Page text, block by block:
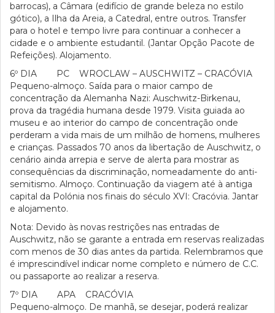
barrocas), a Câmara (edifício de grande beleza no estilo
gótico), a Ilha da Areia, a Catedral, entre outros. Transfer
para o hotel e tempo livre para continuar a conhecer a
cidade e o ambiente estudantil. (Jantar Opção Pacote de
Refeições). Alojamento.
6º DIA PC WROCLAW – AUSCHWITZ – CRACÓVIA
Pequeno-almoço. Saída para o maior campo de
concentração da Alemanha Nazi: Auschwitz-Birkenau,
prova da tragédia humana desde 1979. Visita guiada ao
museu e ao interior do campo de concentração onde
perderam a vida mais de um milhão de homens, mulheres
e crianças. Passados 70 anos da libertação de Auschwitz, o
cenário ainda arrepia e serve de alerta para mostrar as
consequências da discriminação, nomeadamente do anti-
semitismo. Almoço. Continuação da viagem até à antiga
capital da Polónia nos finais do século XVI: Cracóvia. Jantar
e alojamento.
Nota: Devido às novas restrições nas entradas de
Auschwitz, não se garante a entrada em reservas realizadas
com menos de 30 dias antes da partida. Relembramos que
é imprescindível indicar nome completo e número de C.C.
ou passaporte ao realizar a reserva.
7º DIA APA CRACÓVIA
Pequeno-almoço. De manhã, se desejar, poderá realizar